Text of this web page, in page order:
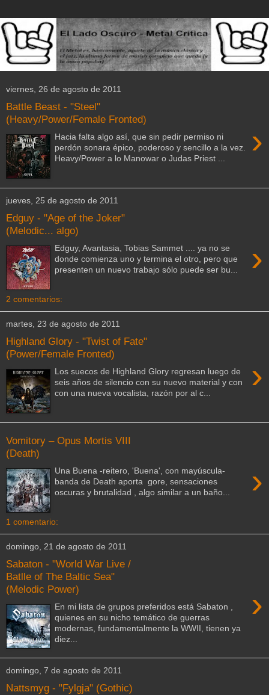
viernes, 26 de agosto de 2011
Battle Beast - "Steel"
(Heavy/Power/Female Fronted)
›
Hacia falta algo así, que sin pedir permiso ni
perdón sonara épico, poderoso y sencillo a la vez.
Heavy/Power a lo Manowar o Judas Priest ...
jueves, 25 de agosto de 2011
Edguy - "Age of the Joker"
(Melodic... algo)
›
Edguy, Avantasia, Tobias Sammet .... ya no se
donde comienza uno y termina el otro, pero que
presenten un nuevo trabajo sólo puede ser bu...
2 comentarios:
martes, 23 de agosto de 2011
Highland Glory - "Twist of Fate"
(Power/Female Fronted)
›
Los suecos de Highland Glory regresan luego de
seis años de silencio con su nuevo material y con
con una nueva vocalista, razón por al c...
Vomitory – Opus Mortis VIII
(Death)
›
Una Buena -reitero, 'Buena', con mayúscula-
banda de Death aporta gore, sensaciones
oscuras y brutalidad , algo similar a un baño...
1 comentario:
domingo, 21 de agosto de 2011
Sabaton - "World War Live /
Batlle of The Baltic Sea"
(Melodic Power)
›
En mi lista de grupos preferidos está Sabaton ,
quienes en su nicho temático de guerras
modernas, fundamentalmente la WWII, tienen ya
diez...
domingo, 7 de agosto de 2011
Nattsmyg - "Fylgja" (Gothic)